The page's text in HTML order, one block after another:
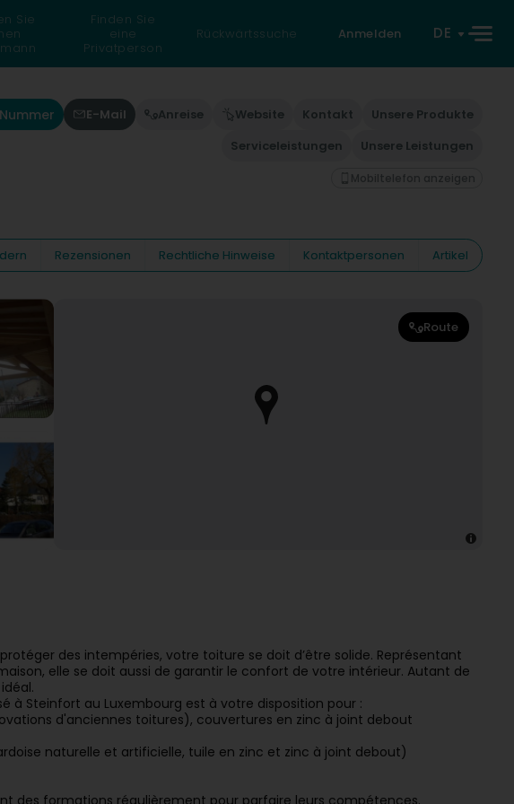
Sie
Finden Sie
eine
Privatperson
Rückwärtssuche Anmelden DE
E-Mail Anreise Website Kontakt
Unsere Produkte
Serviceleistungen
Unsere Leistungen
Mobiltelefon anzeigen
Rezensionen Rechtliche Hinweise Kontaktpersonen
Artikel
Route
des intempéries, votre toiture se doit d’être solide. Représentant
elle se doit aussi de garantir le confort de votre intérieur. Autant de
à Steinfort au Luxembourg est à votre disposition pour :
d'anciennes toitures), couvertures en zinc à joint debout
naturelle et artificielle, tuile en zinc et zinc à joint debout)
des formations régulièrement pour parfaire leurs compétences.